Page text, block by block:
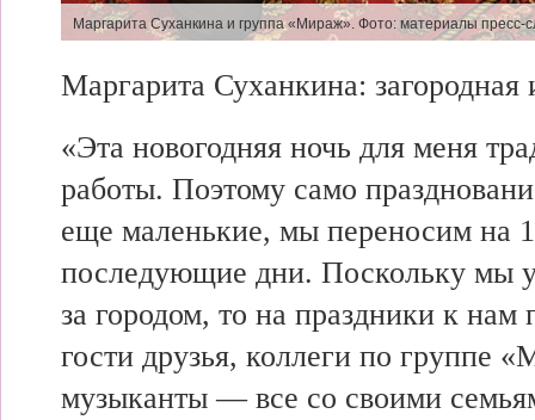
Маргарита Суханкина и группа «Мираж». Фото: материалы пресс-
Маргарита Суханкина: загородная
«Эта новогодняя ночь для меня
работы. Поэтому само
еще маленькие, мы переносим на
последующие дни. Поскольку мы
за городом, то на праздники к нам
гости друзья, коллеги по группе
музыканты — все со своими